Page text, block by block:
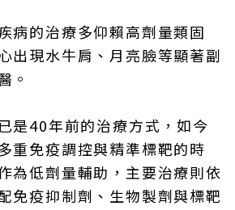
病的治療多仰賴高劑量類固
出現水牛肩、月亮臉等顯著副
。
是40年前的治療方式，如今
重免疫調控與精準標靶的時
為低劑量輔助，主要治療則依
免疫抑制劑、生物製劑與標靶